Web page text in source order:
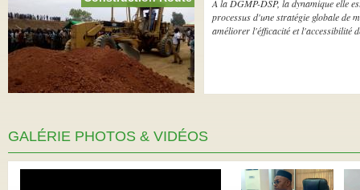
A la DGMP-DSP, la dynamique elle
processus d'une stratégie globale de
améliorer l'éfficacité et l'accessibilité
GALÉRIE PHOTOS & VIDÉOS